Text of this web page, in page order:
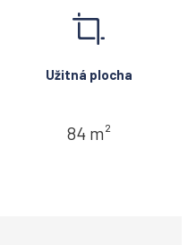
Užitná plocha
84 m²